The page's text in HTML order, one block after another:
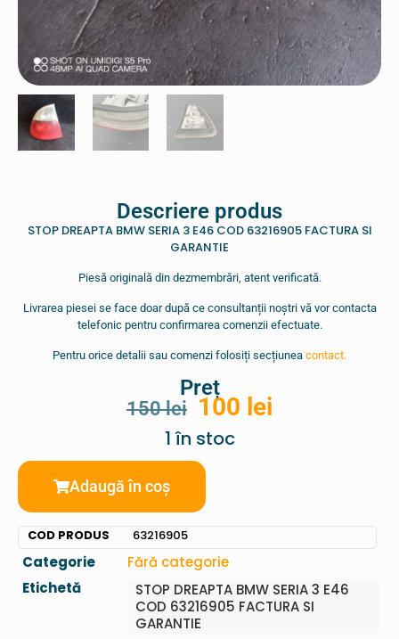
Descriere produs
STOP DREAPTA BMW SERIA 3 E46 COD 63216905 FACTURA SI
GARANTIE
Piesă originală din dezmembrări, atent verificată.
Livrarea piesei se face doar după ce consultanții noștri vă vor contacta
telefonic pentru confirmarea comenzii efectuate.
Pentru orice detalii sau comenzi folosiți secțiunea contact.
Preț
150lei 100 lei
1 în stoc
Adaugă în coș
COD PRODUS 63216905
Categorie
Fără categorie
Etichetă
STOP DREAPTA BMW SERIA 3 E46
COD 63216905 FACTURA SI
GARANTIE